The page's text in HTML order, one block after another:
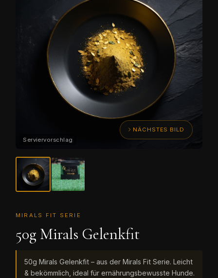
NÄCHSTES BILD
MIRALS FIT SERIE
50g Mirals Gelenkfit
50g Mirals Gelenkfit – aus der Mirals Fit Serie. Leicht
& bekömmlich, ideal für ernährungsbewusste Hunde.